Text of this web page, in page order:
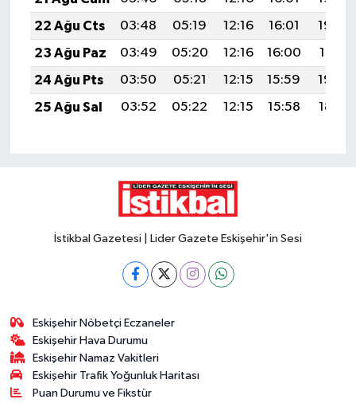
22 Ağu Cts
03:48 05:19 12:16 16:01
19:03
23 Ağu Paz
03:49 05:20 12:16 16:00
19:01
24 Ağu Pts
03:50 05:21 12:15 15:59
19:00
25 Ağu Sal
03:52 05:22 12:15 15:58 18:58
İstikbal Gazetesi | Lider Gazete Eskişehir'in Sesi
Eskişehir Nöbetçi Eczaneler
Eskişehir Hava Durumu
Eskişehir Namaz Vakitleri
Eskişehir Trafik Yoğunluk Haritası
Puan Durumu ve Fikstür